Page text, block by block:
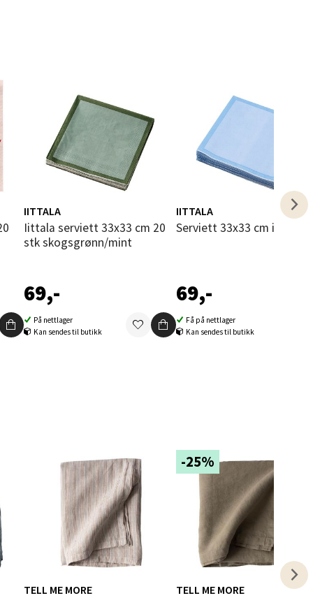
IITTALA
Iittala serviett 33x33 cm 20
stk skogsgrønn/mint
69,-
På nettlager
Kan sendes til butikk
IITTALA
Serviett 33x33 cm isblå
69,-
Få på nettlager
Kan sendes til butikk
TELL ME MORE
-25%
TELL ME MORE